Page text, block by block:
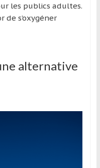
les publics adultes.
de s’oxygéner
alternative